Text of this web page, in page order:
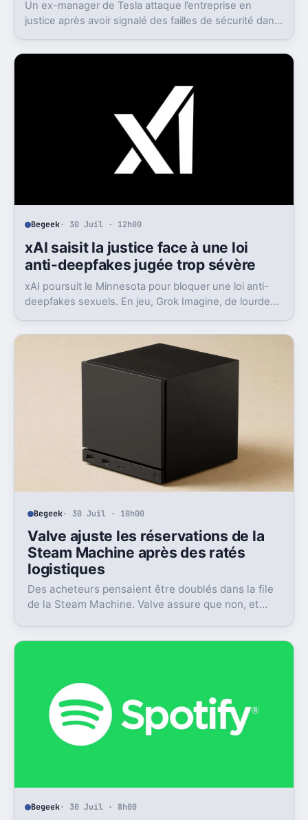
Un ex-manager de Tesla attaque l’entreprise en
justice après avoir signalé des failles de sécurité dans
Begeek· 30 Juil · 12h00
xAI saisit la justice face à une loi
anti-deepfakes jugée trop sévère
xAI poursuit le Minnesota pour bloquer une loi anti-
deepfakes sexuels. En jeu, Grok Imagine, de lourdes
Begeek· 30 Juil · 10h00
Valve ajuste les réservations de la
Steam Machine après des ratés
logistiques
Des acheteurs pensaient être doublés dans la file
de la Steam Machine. Valve assure que non, et
Begeek· 30 Juil · 8h00